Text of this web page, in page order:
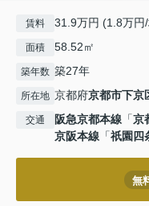
賃料 31.9万円 (1.8万
面積 58.52㎡
築年数 築27年
所在地 京都府京都市下京
交通 阪急京都本線 「京
京阪本線 「祇園四
無